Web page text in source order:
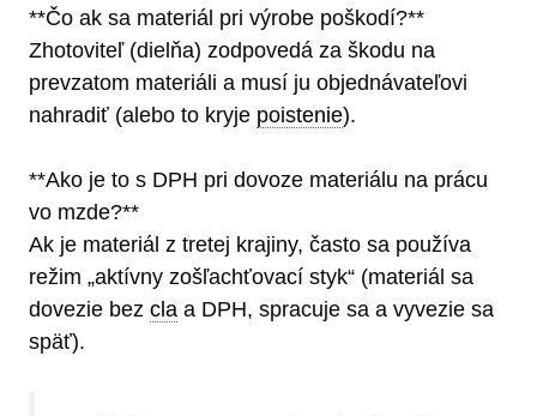
**Čo ak sa materiál pri výrobe poškodí?**
Zhotoviteľ (dielňa) zodpovedá za škodu na
prevzatom materiáli a musí ju objednávateľovi
nahradiť (alebo to kryje poistenie).
**Ako je to s DPH pri dovoze materiálu na prácu
vo mzde?**
Ak je materiál z tretej krajiny, často sa používa
režim „aktívny zošľachťovací styk“ (materiál sa
dovezie bez cla a DPH, spracuje sa a vyvezie sa
späť).